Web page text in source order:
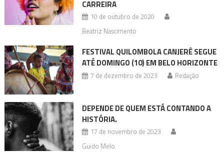
CARREIRA
10 de outubro de 2020
Beatriz Nascimento
FESTIVAL QUILOMBOLA CANJERÊ SEGUE
ATÉ DOMINGO (10) EM BELO HORIZONTE
7 de dezembro de 2023 Redação
DEPENDE DE QUEM ESTÁ CONTANDO A
HISTÓRIA.
17 de novembro de 2023
Guido Melo